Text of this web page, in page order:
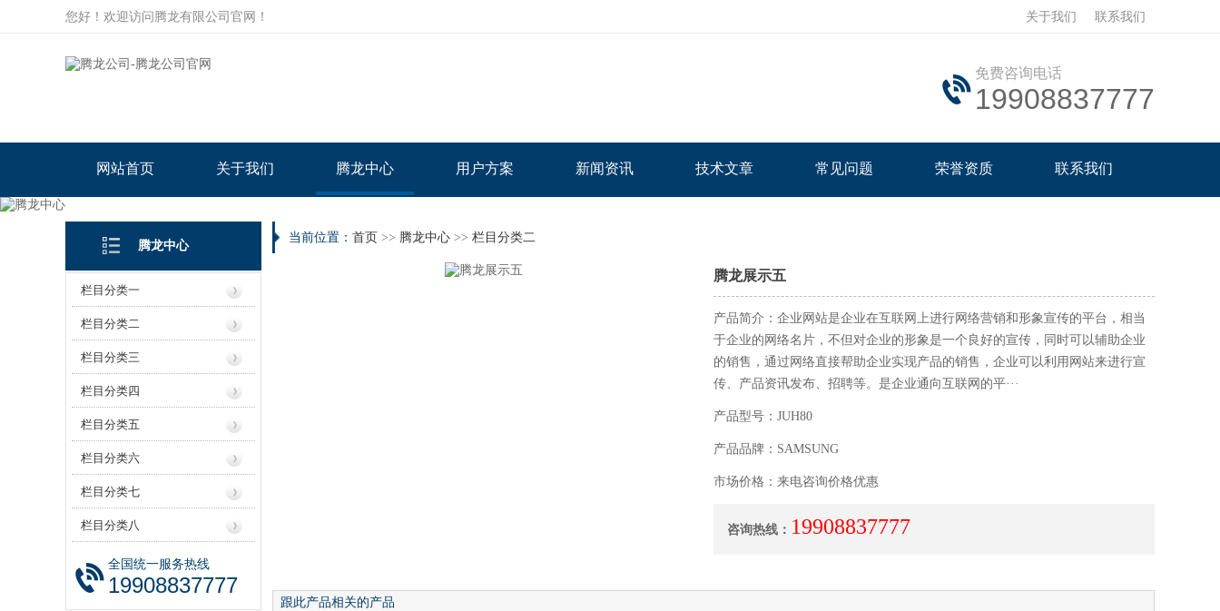
您好！欢迎访问腾龙有限公司官网！ 关于我们 联系我们
免费咨询电话
19908837777
网站首页 关于我们 腾龙中心 用户方案 新闻资讯 技术文章 常见问题 荣誉资质 联系我们
腾龙中心
栏目分类一
栏目分类二
栏目分类三
栏目分类四
栏目分类五
栏目分类六
栏目分类七
栏目分类八
全国统一服务热线
19908837777
当前位置： 首页 >> 腾龙中心 >> 栏目分类二
腾龙展示五
产品简介：企业网站是企业在互联网上进行网络营销和形象宣传的平台，相当
于企业的网络名片，不但对企业的形象是一个良好的宣传，同时可以辅助企业
的销售，通过网络直接帮助企业实现产品的销售，企业可以利用网站来进行宣
传、产品资讯发布、招聘等。是企业通向互联网的平···
产品型号：JUH80
产品品牌：SAMSUNG
市场价格：来电咨询价格优惠
咨询热线： 19908837777
跟此产品相关的产品